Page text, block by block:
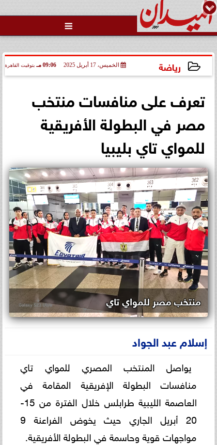

رياضة الخميس، 17 أبريل 2025 09:06 مـ بتوقيت القاهرة
تعرف على منافسات منتخب
مصر في البطولة الأفريقية
للمواي تاي بليبيا
منتخب مصر للمواي تاي
إسلام عبد الجواد
يواصل المنتخب المصري للمواي تاي
منافسات البطولة الإفريقية المقامة في
العاصمة الليبية طرابلس خلال الفترة من 15-
20 أبريل الجاري حيث يخوض الفراعنة 9
مواجهات قوية وحاسمة في البطولة الأفريقية.